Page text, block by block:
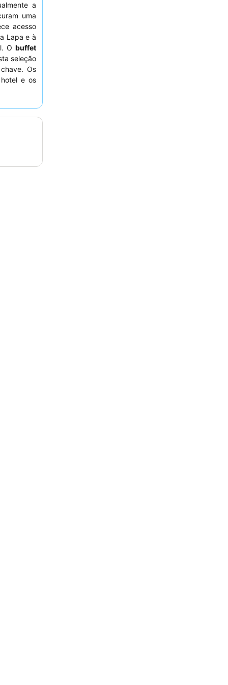
a
uma
acesso
Lapa e à
O buffet
seleção
Os
e os
para